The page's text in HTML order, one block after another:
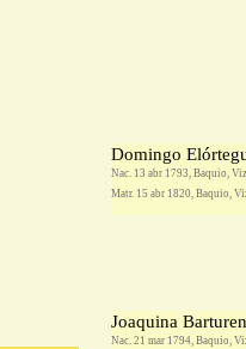
Domingo
Nac. 13 abr 1793, Baquio,
Matr. 15 abr 1820, Baquio,
Joaquina
Nac. 21 mar 1794, Baquio,